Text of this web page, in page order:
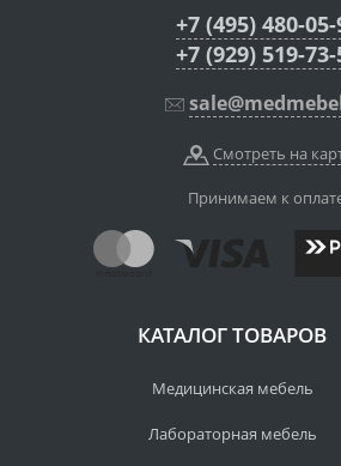
+7 (495) 480-
+7 (929) 519-73-
Смотреть на
Принимаем к
КАТАЛОГ ТОВАРОВ
Медицинская мебель
Лабораторная мебель